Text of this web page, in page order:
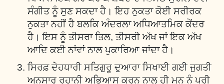
ਸੰਗੀਤ ਨੂੰ ਸੁਣ ਸਕਦਾ ਹੈ। ਇਹ ਨੁਕਤਾ ਕੋਈ ਸਰੀਰਕ
ਨੁਕਤਾ ਨਹੀਂ ਹੈ ਬਲਕਿ ਅੰਦਰਲਾ ਅਧਿਆਤਮਿਕ ਕੇਂਦਰ
ਹੈ। ਇਸ ਨੂੰ ਤੀਸਰਾ ਤਿਲ, ਤੀਸਰੀ ਅੱਖ ਜਾਂ ਇਕ ਅੱਖ
ਆਦਿ ਕਈ ਨਾਂਵਾਂ ਨਾਲ ਪੁਕਾਰਿਆ ਜਾਂਦਾ ਹੈ।
ਸਿਰਫ਼ ਦੇਹਧਾਰੀ ਸਤਿਗੁਰੂ ਦੁਆਰਾ ਸਿਖਾਈ ਗਈ ਜੁਗਤੀ
ਅਨੁਸਾਰ ਰੂਹਾਨੀ ਅਭਿਆਸ ਕਰਨ ਨਾਲ ਹੀ ਮਨ ਨੂੰ ਪੂਰੀ